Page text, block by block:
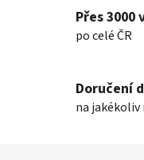
Přes
po celé ČR
Doručení
na